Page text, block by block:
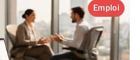
Emploi